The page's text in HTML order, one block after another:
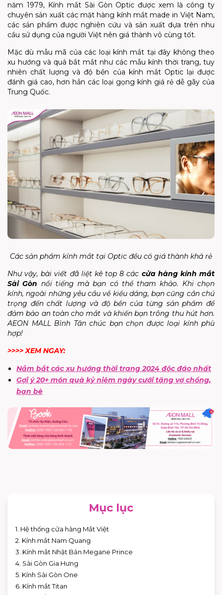
năm 1979, Kính mắt Sài Gòn Optic được xem là công ty
chuyên sản xuất các mặt hàng kính mắt made in Việt Nam,
các sản phẩm được nghiên cứu và sản xuất dựa trên nhu
cầu sử dụng của người Việt nên giá thành vô cùng tốt.
Mặc dù mẫu mã của các loại kính mắt tại đây không theo
xu hướng và quá bắt mắt như các mẫu kính thời trang, tuy
nhiên chất lượng và độ bền của kính mắt Optic lại được
đánh giá cao, hơn hẳn các loại gọng kính giá rẻ dễ gãy của
Trung Quốc.
Các sản phẩm kính mắt tại Optic đều có giá thành khá rẻ
Như vậy, bài viết đã liệt kê top 8 các cửa hàng kính mắt
Sài Gòn nổi tiếng mà bạn có thể tham khảo. Khi chọn
kính, ngoài những yêu cầu về kiểu dáng, bạn cũng cần chú
trọng đến chất lượng và độ bền của từng sản phẩm để
đảm bảo an toàn cho mắt và khiến bạn trông thu hút hơn.
AEON MALL Bình Tân chúc bạn chọn được loại kính phù
hợp!
>>>> XEM NGAY:
Nắm bắt các xu hướng thời trang 2024 độc đáo nhất
Gợi ý 20+ món quà kỷ niệm ngày cưới tặng vợ chồng,
bạn bè
Mục lục
1. Hệ thống cửa hàng Mắt Việt
2. Kính mắt Nam Quang
3. Kính mắt Nhật Bản Megane Prince
4. Sài Gòn Gia Hưng
5. Kính Sài Gòn One
6. Kính mắt Titan